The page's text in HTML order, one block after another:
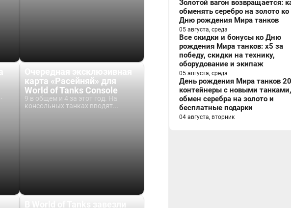
карта «Расейняй» для
World of Tanks Console
9 в общем и 4 за этот год. На
консольных танках вводят...
Золотой вагон возвращается:
обменять серебро на золото ко
Дню рождения Мира танков
05 августа, среда
Все скидки и бонусы ко Дню
рождения Мира танков: x5 за
победу, скидки на технику,
оборудование и экипаж
05 августа, среда
День рождения Мира танков
контейнеры с новыми танками,
обмен серебра на золото и
бесплатные подарки
04 августа, вторник